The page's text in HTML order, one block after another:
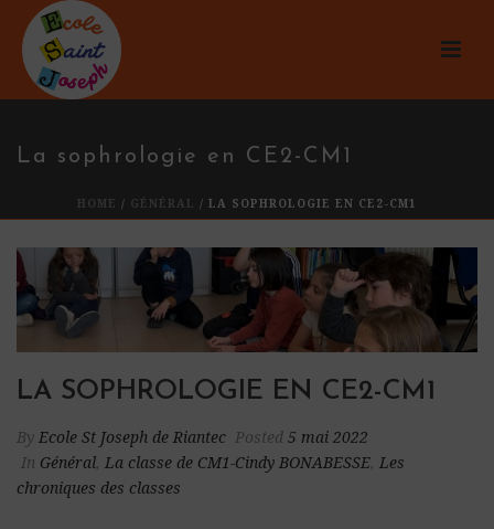
La sophrologie en CE2-CM1
HOME / GÉNÉRAL / LA SOPHROLOGIE EN CE2-CM1
LA SOPHROLOGIE EN CE2-CM1
By Ecole St Joseph de Riantec Posted 5 mai 2022
In Général, La classe de CM1-Cindy BONABESSE, Les
chroniques des classes